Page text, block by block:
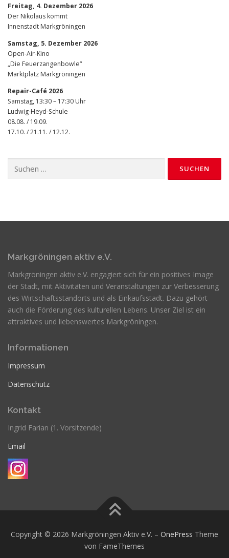
Freitag, 4. Dezember 2026
Der Nikolaus kommt
Innenstadt Markgröningen
Samstag, 5. Dezember 2026
Open-Air-Kino
„Die Feuerzangenbowle“
Marktplatz Markgröningen
Repair-Café 2026
Samstag, 13:30 – 17:30 Uhr
Ludwig-Heyd-Schule
08.08. / 19.09.
17.10. / 21.11. / 12.12.
nach:
Markgröningen aktiv e.V.
Markgröningen aktiv e.V. engagiert sich für ein positives Image
der Stadt, mit Aktivitäten und Veranstaltungen zur Verbesserung
des Wirtschaftsstandorts und als Einkaufsstadt. Dazu gehört
auch die Förderung des kulturellen Lebens. Unser Ziel ist ein
attraktives und liebenswertes Markgröningen.
Informationen
Impressum
Datenschutz
Kontakt
Ingrid Farian (1. Vorsitzende)
Email
Copyright © 2026 Markgröningen Aktiv e.V. – OnePress Theme
von FameThemes